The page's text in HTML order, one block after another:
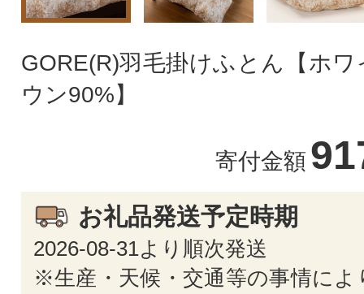
GORE(R)羽毛掛けふとん【ホ
ウン90%】
寄付金額
お礼品発送予定時期
2026-08-31より順次発送
※生産・天候・交通等の事情によ